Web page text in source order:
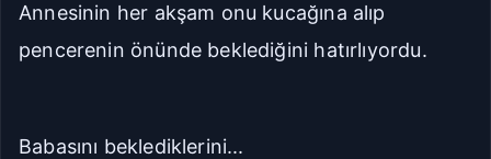
Annesinin her akşam onu kucağına alıp
pencerenin önünde beklediğini hatırlıyordu.
Babasını beklediklerini...